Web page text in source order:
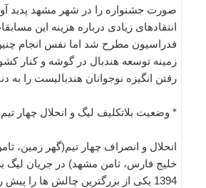
صورت جشنواره را در شهر مشهد پدید
انتقادهای زیادی درباره هزینه این
فدراسیون مطرح شد اما نفس انجام
زمینه توسعه هندبال در گوشه و کنار
رفتن انگیزه نوجوانان هندبالیست را به
* وضعیت بلاتکلیف لیگ و انحلال چهار تیم
انحلال و انصراف چهار تیم(گهر زمین،
خلیج فارس، ثامن مشهد) در جریان لیگ
1394 یکی از بزرگترین چالش‌ ها را